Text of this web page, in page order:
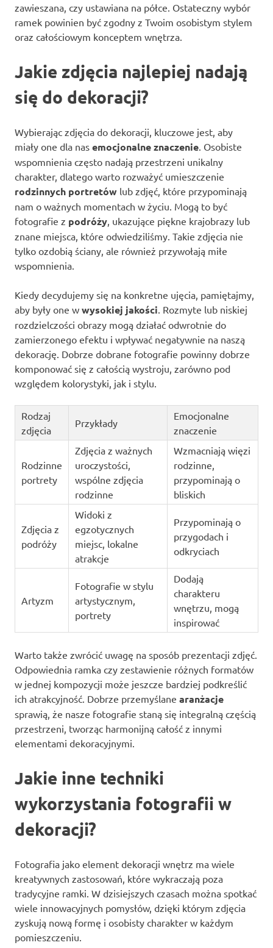
zawieszana, czy ustawiana na półce. Ostateczny wybór
ramek powinien być zgodny z Twoim osobistym stylem
oraz całościowym konceptem wnętrza.
Jakie zdjęcia najlepiej nadają
się do dekoracji?
Wybierając zdjęcia do dekoracji, kluczowe jest, aby
miały one dla nas emocjonalne znaczenie . Osobiste
wspomnienia często nadają przestrzeni unikalny
charakter, dlatego warto rozważyć umieszczenie
rodzinnych portretów lub zdjęć, które przypominają
nam o ważnych momentach w życiu. Mogą to być
fotografie z podróży , ukazujące piękne krajobrazy lub
znane miejsca, które odwiedziliśmy. Takie zdjęcia nie
tylko ozdobią ściany, ale również przywołają miłe
wspomnienia.
Kiedy decydujemy się na konkretne ujęcia, pamiętajmy,
aby były one w wysokiej jakości . Rozmyte lub niskiej
rozdzielczości obrazy mogą działać odwrotnie do
zamierzonego efektu i wpływać negatywnie na naszą
dekorację. Dobrze dobrane fotografie powinny dobrze
komponować się z całością wystroju, zarówno pod
względem kolorystyki, jak i stylu.
Rodzaj
zdjęcia
Przykłady
Emocjonalne
znaczenie
Rodzinne
portrety
Zdjęcia z ważnych
uroczystości,
wspólne zdjęcia
rodzinne
Wzmacniają więzi
rodzinne,
przypominają o
bliskich
Zdjęcia z
podróży
Widoki z
egzotycznych
miejsc, lokalne
atrakcje
Przypominają o
przygodach i
odkryciach
Artyzm
Fotografie w stylu
artystycznym,
portrety
Dodają
charakteru
wnętrzu, mogą
inspirować
Warto także zwrócić uwagę na sposób prezentacji zdjęć.
Odpowiednia ramka czy zestawienie różnych formatów
w jednej kompozycji może jeszcze bardziej podkreślić
ich atrakcyjność. Dobrze przemyślane aranżacje
sprawią, że nasze fotografie staną się integralną częścią
przestrzeni, tworząc harmonijną całość z innymi
elementami dekoracyjnymi.
Jakie inne techniki
wykorzystania fotografii w
dekoracji?
Fotografia jako element dekoracji wnętrz ma wiele
kreatywnych zastosowań, które wykraczają poza
tradycyjne ramki. W dzisiejszych czasach można spotkać
wiele innowacyjnych pomysłów, dzięki którym zdjęcia
zyskują nową formę i osobisty charakter w każdym
pomieszczeniu.